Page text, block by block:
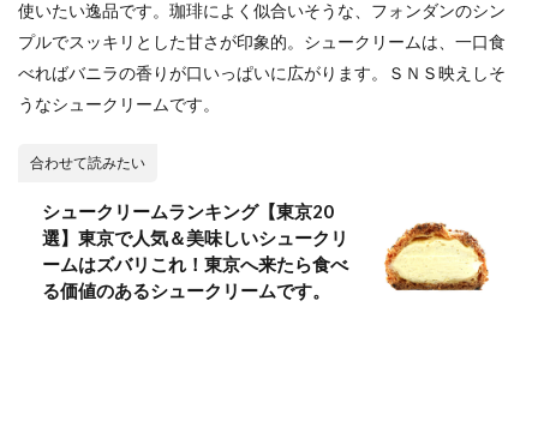
使いたい逸品です。珈琲によく似合いそうな、フォンダンのシン
プルでスッキリとした甘さが印象的。シュークリームは、一口食
べればバニラの香りが口いっぱいに広がります。ＳＮＳ映えしそ
うなシュークリームです。
合わせて読みたい
シュークリームランキング【東京20
選】東京で人気＆美味しいシュークリ
ームはズバリこれ！東京へ来たら食べ
る価値のあるシュークリームです。